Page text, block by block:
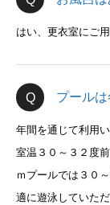
はい、更衣室にご
プール
年間を通じて利用
室温３０～３２度
ｍプールでは３０
適に遊泳していただ